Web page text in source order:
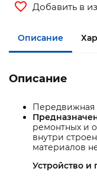
Добавить в
Описание
Описание
Передвижная
ремонтных и
внутри
материалов
Устройство